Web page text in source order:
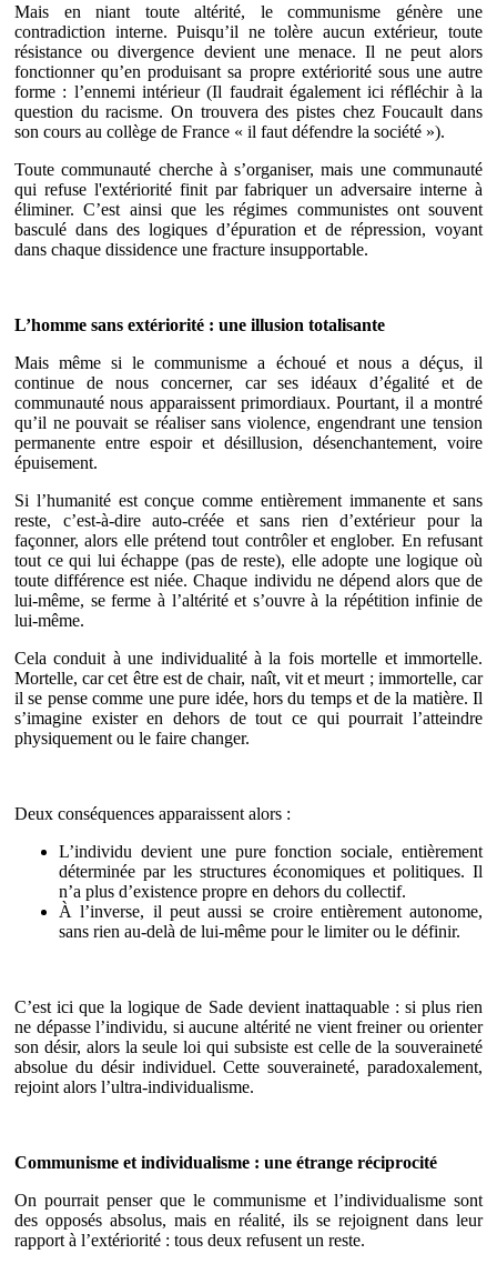
Mais en niant toute altérité, le communisme génère une
contradiction interne. Puisqu’il ne tolère aucun extérieur, toute
résistance ou divergence devient une menace. Il ne peut alors
fonctionner qu’en produisant sa propre extériorité sous une autre
forme : l’ennemi intérieur (Il faudrait également ici réfléchir à la
question du racisme. On trouvera des pistes chez Foucault dans
son cours au collège de France « il faut défendre la société »).
Toute communauté cherche à s’organiser, mais une communauté
qui refuse l'extériorité finit par fabriquer un adversaire interne à
éliminer. C’est ainsi que les régimes communistes ont souvent
basculé dans des logiques d’épuration et de répression, voyant
dans chaque dissidence une fracture insupportable.
L’homme sans extériorité : une illusion totalisante
Mais même si le communisme a échoué et nous a déçus, il
continue de nous concerner, car ses idéaux d’égalité et de
communauté nous apparaissent primordiaux. Pourtant, il a montré
qu’il ne pouvait se réaliser sans violence, engendrant une tension
permanente entre espoir et désillusion, désenchantement, voire
épuisement.
Si l’humanité est conçue comme entièrement immanente et sans
reste, c’est-à-dire auto-créée et sans rien d’extérieur pour la
façonner, alors elle prétend tout contrôler et englober. En refusant
tout ce qui lui échappe (pas de reste), elle adopte une logique où
toute différence est niée. Chaque individu ne dépend alors que de
lui-même, se ferme à l’altérité et s’ouvre à la répétition infinie de
lui-même.
Cela conduit à une individualité à la fois mortelle et immortelle.
Mortelle, car cet être est de chair, naît, vit et meurt ; immortelle, car
il se pense comme une pure idée, hors du temps et de la matière. Il
s’imagine exister en dehors de tout ce qui pourrait l’atteindre
physiquement ou le faire changer.
Deux conséquences apparaissent alors :
L’individu devient une pure fonction sociale, entièrement
déterminée par les structures économiques et politiques. Il
n’a plus d’existence propre en dehors du collectif.
À l’inverse, il peut aussi se croire entièrement autonome,
sans rien au-delà de lui-même pour le limiter ou le définir.
C’est ici que la logique de Sade devient inattaquable : si plus rien
ne dépasse l’individu, si aucune altérité ne vient freiner ou orienter
son désir, alors la seule loi qui subsiste est celle de la souveraineté
absolue du désir individuel. Cette souveraineté, paradoxalement,
rejoint alors l’ultra-individualisme.
Communisme et individualisme : une étrange réciprocité
On pourrait penser que le communisme et l’individualisme sont
des opposés absolus, mais en réalité, ils se rejoignent dans leur
rapport à l’extériorité : tous deux refusent un reste.